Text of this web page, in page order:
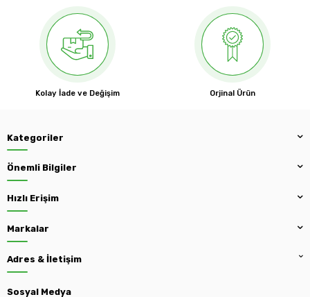
Kolay İade ve Değişim Orjinal Ürün
Kategoriler
Önemli Bilgiler
Hızlı Erişim
Markalar
Adres & İletişim
Sosyal Medya